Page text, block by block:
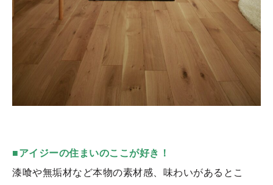
■アイジーの住まいのここが好き！
漆喰や無垢材など本物の素材感、味わいがあるとこ